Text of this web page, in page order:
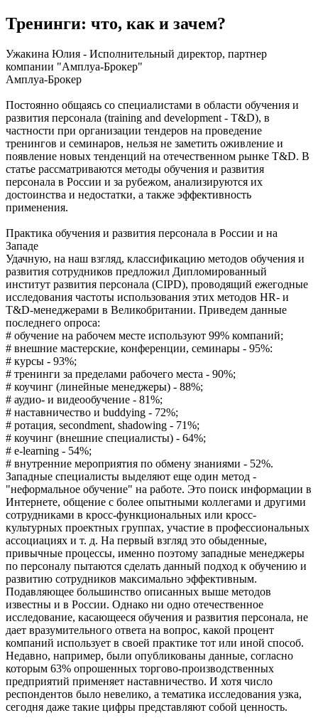
Тренинги: что, как и зачем?
Ужакина Юлия - Исполнительный директор, партнер
компании "Амплуа-Брокер"
Амплуа-Брокер
Постоянно общаясь со специалистами в области обучения и
развития персонала (training and development - T&D), в
частности при организации тендеров на проведение
тренингов и семинаров, нельзя не заметить оживление и
появление новых тенденций на отечественном рынке T&D. В
статье рассматриваются методы обучения и развития
персонала в России и за рубежом, анализируются их
достоинства и недостатки, а также эффективность
применения.
Практика обучения и развития персонала в России и на
Западе
Удачную, на наш взгляд, классификацию методов обучения и
развития сотрудников предложил Дипломированный
институт развития персонала (CIPD), проводящий ежегодные
исследования частоты использования этих методов HR- и
T&D-менеджерами в Великобритании. Приведем данные
последнего опроса:
# обучение на рабочем месте используют 99% компаний;
# внешние мастерские, конференции, семинары - 95%:
# курсы - 93%;
# тренинги за пределами рабочего места - 90%;
# коучинг (линейные менеджеры) - 88%;
# аудио- и видеообучение - 81%;
# наставничество и buddying - 72%;
# ротация, secondment, shadowing - 71%;
# коучинг (внешние специалисты) - 64%;
# е-learning - 54%;
# внутренние мероприятия по обмену знаниями - 52%.
Западные специалисты выделяют еще один метод -
"неформальное обучение" на работе. Это поиск информации в
Интернете, общение с более опытными коллегами и другими
сотрудниками в кросс-функциональных или кросс-
культурных проектных группах, участие в профессиональных
ассоциациях и т. д. На первый взгляд это обыденные,
привычные процессы, именно поэтому западные менеджеры
по персоналу пытаются сделать данный подход к обучению и
развитию сотрудников максимально эффективным.
Подавляющее большинство описанных выше методов
известны и в России. Однако ни одно отечественное
исследование, касающееся обучения и развития персонала, не
дает вразумительного ответа на вопрос, какой процент
компаний использует в своей практике тот или иной способ.
Недавно, например, были опубликованы данные, согласно
которым 63% опрошенных торгово-производственных
предприятий применяет наставничество. И хотя число
респондентов было невелико, а тематика исследования узка,
сегодня даже такие цифры представляют собой ценность.